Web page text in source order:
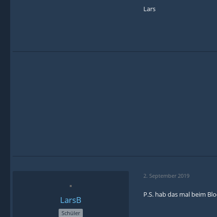
Lars
LarsB
Schüler
2. September 2019
P.S. hab das mal beim